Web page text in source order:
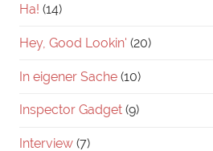
Ha! (14)
Hey, Good Lookin' (20)
In eigener Sache (10)
Inspector Gadget (9)
Interview (7)